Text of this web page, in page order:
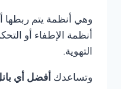
وهي أنظمة يتم ربطها
أنظمة الإطفاء أو
التهوية.
وتساعدك أفضل أي